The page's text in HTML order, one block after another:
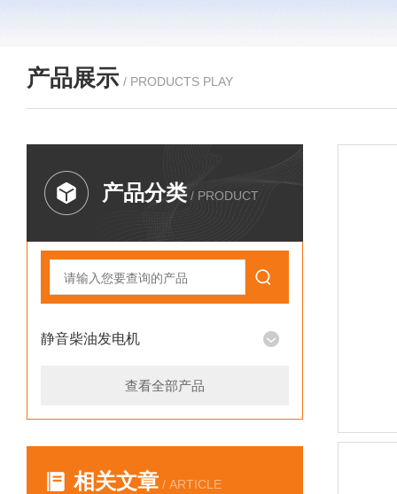
产品展示 / PRODUCTS PLAY
产品分类 / PRODUCT
静音柴油发电机
查看全部产品
相关文章 / ARTICLE